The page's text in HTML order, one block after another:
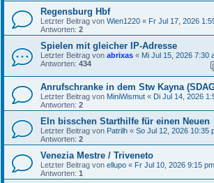
Regensburg Hbf
Letzter Beitrag von Wien1220 « Fr Jul 17, 2026
Antworten: 2
Spielen mit gleicher IP-Adresse
Letzter Beitrag von abrixas « Mi Jul 15, 2026 7:30
Antworten: 434
Anrufschranke in dem Stw Kayna
Letzter Beitrag von MiniWismut « Di Jul 14, 2026
Antworten: 2
EIn bisschen Starthilfe für einen Neuen
Letzter Beitrag von Patrilh « So Jul 12, 2026 10:35
Antworten: 2
Venezia Mestre / Triveneto
Letzter Beitrag von ellupo « Fr Jul 10, 2026 9:15 pm
Antworten: 1